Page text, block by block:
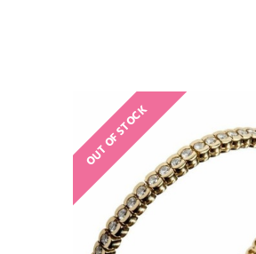
OUT OF STOCK